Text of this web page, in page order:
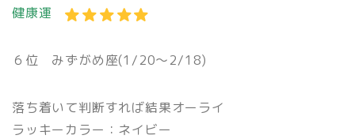
健康運
６位 みずがめ座(1/20〜2/18)
落ち着いて判断すれば結果オーライ
ラッキーカラー：ネイビー